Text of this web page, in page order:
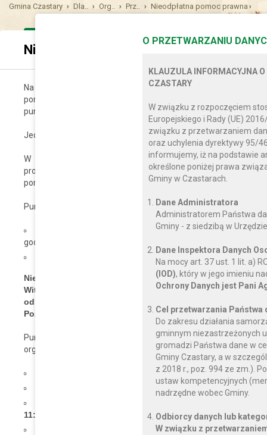
Gmina Czastary Dla.. Org.. Prz.. Nieodpłatna pomoc prawna
Nieodpłatna pomoc prawna
Na podstawie przepisów ustawy z dnia 5 sierpnia 2015 r. o
poradnictwie obywatelskim oraz edukacji prawnej na terenie
punkty nieodpłatnej pomocy prawnej.
Jeden punkt prowadzony jest przez Powiat Wieruszowski oraz
W punkcie prowadzonym przez Powiat udzielana jest
prowadzonym przez organizację pozarządową udzielana
poradnictwo obywatelskie.
Punkt nieodpłatnej pomocy prawnej prowadzony przez Powiat
Wieruszów, ul. Rynek 1-7 pokój nr 19 (budynek Starostwa
godziny od 12:00 do 16:00 oraz we wtorki, czwartki i piątki od
Lututów, ul. Klonowska 8 (budynek Urzędu Gminy) – godziny
Nieodpłatnej pomocy prawnej w punkcie prowadzonym
Witold Gabryś i Anna Gabryś oraz radcy prawni:
odpowiednio przez Okręgową Radę Adwokacką w
Poznaniu.
Punkt nieodpłatnej pomocy prawnej oraz nieodpłatnego
organizację pozarządową: Fundację Młodzi Ludziom z siedzibą
Bolesławiec, Rynek 1 (budynek Urzędu Gminy)
Czastary, Wolności 29 (budynek Urzędu Gminy)
11:30
Łubnice, ul. Generała Sikorskiego 102 (budynek
O PRZETWARZANIU
KLAUZULA INFORMACYJNA
CZASTARY
W związku z rozpoczęciem
Europejskiego i Rady (UE)
związku z przetwarzaniem
oraz uchylenia dyrektywy 95/
informujemy, iż na podstawie
określone poniżej prawa
Gminy w Czastarach.
Dane Administratora
Administratorem Państwa
Gminy - z siedzibą w
Dane Inspektora Danych
Na mocy art. 37 ust. 1 lit. a)
(IOD), który w jego imieniu
Ochrony Danych jest Pani
Cel przetwarzania Państwa
Do zakresu działania
gminnym niezastrzeżonych
gromadzi Państwa dane w
Gminy Czastary, a w
z 2018 r., poz. 994 ze zm.).
ustaw kompetencyjnych
nadrzędne wobec Gminy.
Odbiorcy danych lub
W związku z